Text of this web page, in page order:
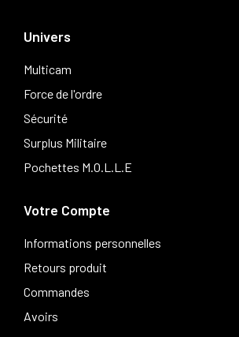
Univers
Multicam
Force de l'ordre
Sécurité
Surplus Militaire
Pochettes M.O.L.L.E
Votre Compte
Informations personnelles
Retours produit
Commandes
Avoirs